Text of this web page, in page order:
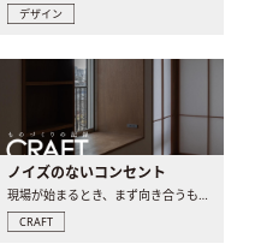
デザイン
ノイズのないコンセント
現場が始まるとき、まず向き合うものの一つがコンセントです..
CRAFT